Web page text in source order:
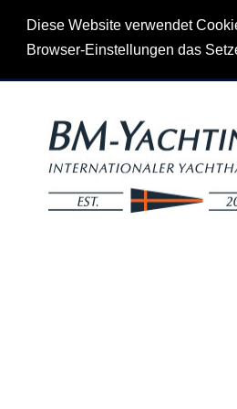
Diese Website verwendet
Browser-Einstellungen das